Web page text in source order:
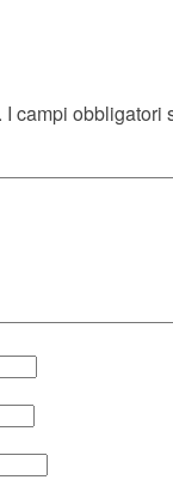
I campi obbligatori